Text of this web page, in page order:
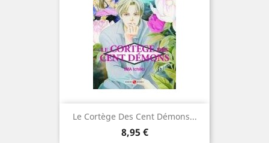
Le Cortège Des Cent Démons...
Prix
8,95 €